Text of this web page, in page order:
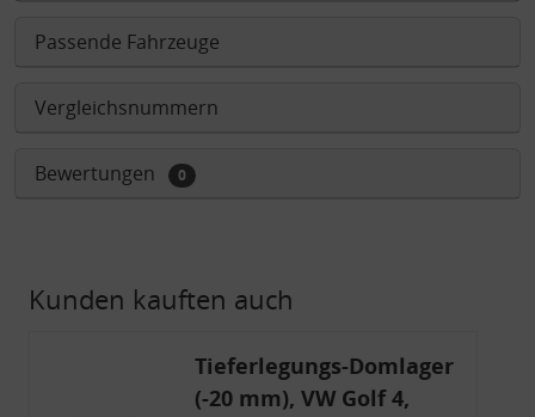
Passende Fahrzeuge
Vergleichsnummern
Bewertungen 0
Kunden kauften auch
Tieferlegungs-Domlager
(-20 mm), VW Golf 4,